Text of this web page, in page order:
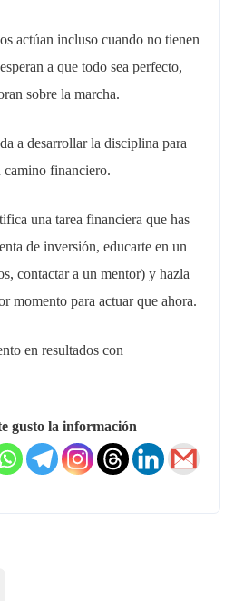
actúan incluso cuando no tienen
a que todo sea perfecto,
sobre la marcha.
a desarrollar la disciplina para
camino financiero.
una tarea financiera que has
de inversión, educarte en un
contactar a un mentor) y hazla
momento para actuar que ahora.
en resultados con
gusto la información